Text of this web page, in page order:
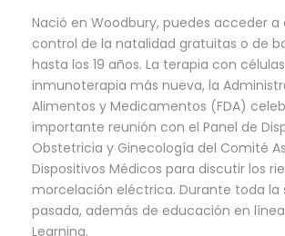
Nació en Woodbury, puedes acceder a
control de la natalidad gratuitas o de
hasta los 19 años. La terapia con células
inmunoterapia más nueva, la
Alimentos y Medicamentos (FDA)
importante reunión con el Panel de
Obstetricia y Ginecología del Comité
Dispositivos Médicos para discutir los
morcelación eléctrica. Durante toda la
pasada, además de educación en línea
Learning.